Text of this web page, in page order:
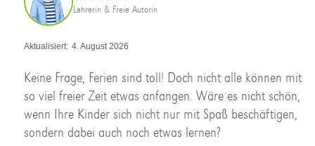
Lehrerin & Freie Autorin
Aktualisiert: 4. August 2026
Keine Frage, Ferien sind toll! Doch nicht alle können mit
so viel freier Zeit etwas anfangen. Wäre es nicht schön,
wenn Ihre Kinder sich nicht nur mit Spaß beschäftigen,
sondern dabei auch noch etwas lernen?